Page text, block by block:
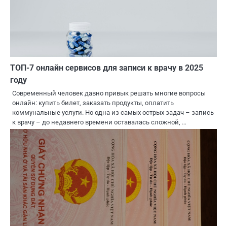
ТОП-7 онлайн сервисов для записи к врачу в 2025
году
Современный человек давно привык решать многие вопросы
онлайн: купить билет, заказать продукты, оплатить
коммунальные услуги. Но одна из самых острых задач – запись
к врачу – до недавнего времени оставалась сложной, …